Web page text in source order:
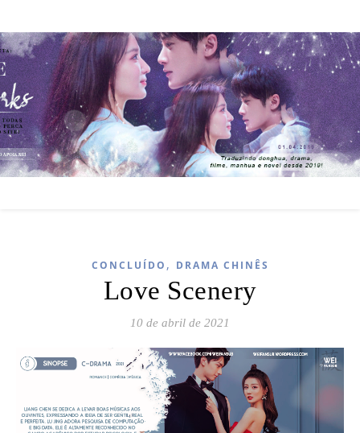
CONCLUÍDO , DRAMA CHINÊS
Love Scenery
10 de abril de 2021